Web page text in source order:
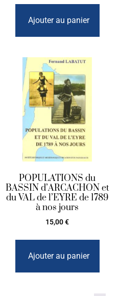
Ajouter au panier
POPULATIONS du
BASSIN d’ARCACHON et
du VAL de l’EYRE de 1789
à nos jours
15,00€
Ajouter au panier